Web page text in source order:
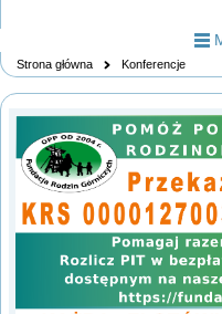
Strona główna Konferencje